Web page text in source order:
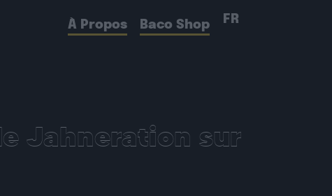
À Propos Baco Shop FR
Jahneration sur